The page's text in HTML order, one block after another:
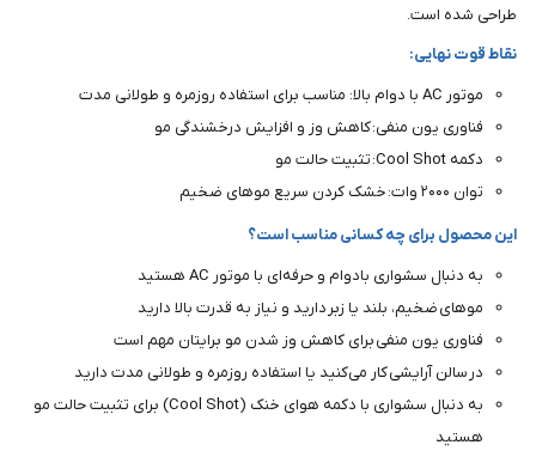
طراحی شده است.
نقاط قوت نهایی:
موتور AC با دوام بالا: مناسب برای استفاده روزمره و طولانی مدت
فناوری یون منفی: کاهش وز و افزایش درخشندگی مو
دکمه Cool Shot: تثبیت حالت مو
توان ۲۰۰۰ وات: خشک کردن سریع موهای ضخیم
این محصول برای چه کسانی مناسب است؟
به دنبال سشواری بادوام و حرفه‌ای با موتور AC هستید
موهای ضخیم، بلند یا زبر دارید و نیاز به قدرت بالا دارید
فناوری یون منفی برای کاهش وز شدن مو برایتان مهم است
در سالن آرایشی کار می‌کنید یا استفاده روزمره و طولانی مدت دارید
به دنبال سشواری با دکمه هوای خنک (Cool Shot) برای تثبیت حالت مو
هستید